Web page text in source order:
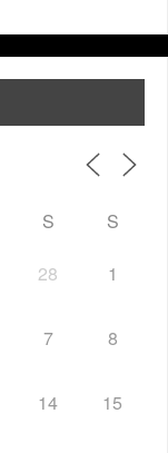
S S
28 1
7 8
14 15